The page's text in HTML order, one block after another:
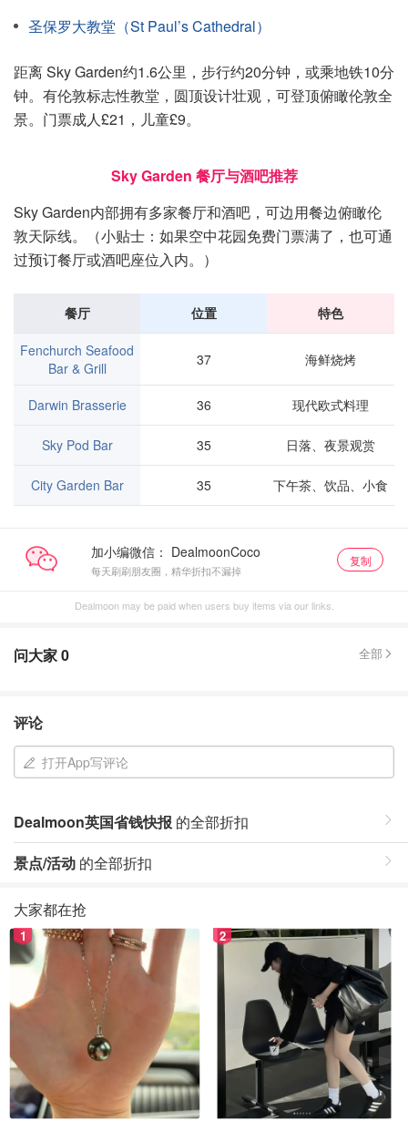
圣保罗大教堂（St Paul’s Cathedral）
距离 Sky Garden约1.6公里，步行约20分钟，或乘地铁10分
钟。有伦敦标志性教堂，圆顶设计壮观，可登顶俯瞰伦敦全
景。门票成人£21，儿童£9。
Sky Garden 餐厅与酒吧推荐
Sky Garden内部拥有多家餐厅和酒吧，可边用餐边俯瞰伦
敦天际线。（小贴士：如果空中花园免费门票满了，也可通
过预订餐厅或酒吧座位入内。）
餐厅 位置 特色
Fenchurch Seafood
Bar & Grill
37 海鲜烧烤
Darwin Brasserie 36 现代欧式料理
Sky Pod Bar 35 日落、夜景观赏
City Garden Bar 35 下午茶、饮品、小食
加小编微信：
每天刷刷朋友圈，精华折扣不漏掉
复制
Dealmoon may be paid when users buy items via our links.
问大家0 全部
评论
打开App写评论
Dealmoon英国省钱快报 的全部折扣
景点/活动 的全部折扣
大家都在抢
1 2